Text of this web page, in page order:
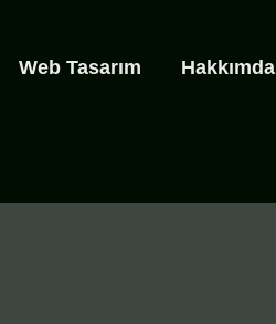
Web Tasarım Hakkımda